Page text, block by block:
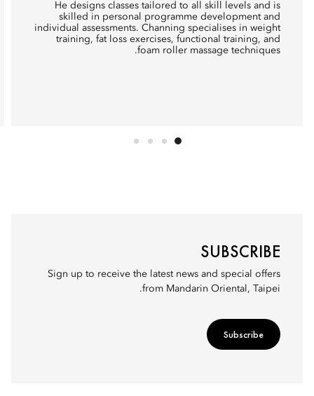
He designs classes tailored to all skill levels and is
skilled in personal programme development and
individual assessments. Channing specialises in weight
training, fat loss exercises, functional training, and
foam roller massage techniques.
SUBSCRIBE
Sign up to receive the latest news and special offers
from Mandarin Oriental, Taipei.
Subscribe